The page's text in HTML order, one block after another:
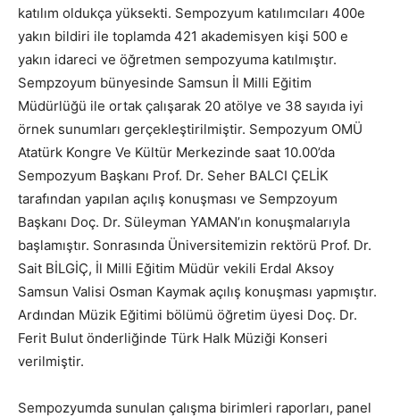
katılım oldukça yüksekti. Sempozyum katılımcıları 400e
yakın bildiri ile toplamda 421 akademisyen kişi 500 e
yakın idareci ve öğretmen sempozyuma katılmıştır.
Sempzoyum bünyesinde Samsun İl Milli Eğitim
Müdürlüğü ile ortak çalışarak 20 atölye ve 38 sayıda iyi
örnek sunumları gerçekleştirilmiştir. Sempozyum OMÜ
Atatürk Kongre Ve Kültür Merkezinde saat 10.00’da
Sempozyum Başkanı Prof. Dr. Seher BALCI ÇELİK
tarafından yapılan açılış konuşması ve Sempzoyum
Başkanı Doç. Dr. Süleyman YAMAN’ın konuşmalarıyla
başlamıştır. Sonrasında Üniversitemizin rektörü Prof. Dr.
Sait BİLGİÇ, İl Milli Eğitim Müdür vekili Erdal Aksoy
Samsun Valisi Osman Kaymak açılış konuşması yapmıştır.
Ardından Müzik Eğitimi bölümü öğretim üyesi Doç. Dr.
Ferit Bulut önderliğinde Türk Halk Müziği Konseri
verilmiştir.
Sempozyumda sunulan çalışma birimleri raporları, panel